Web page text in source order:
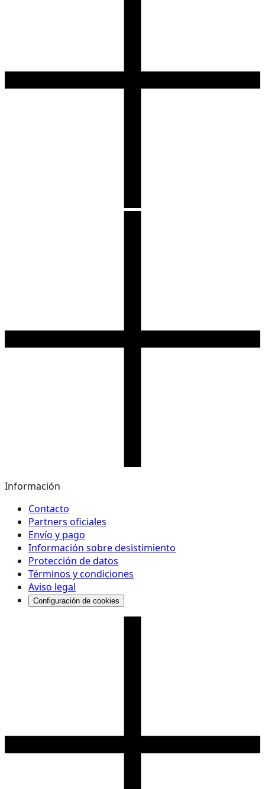
Información
Contacto
Partners oficiales
Envío y pago
Información sobre desistimiento
Protección de datos
Términos y condiciones
Aviso legal
Configuración de cookies